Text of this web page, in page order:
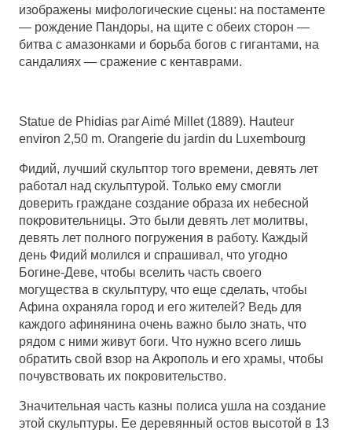
изображены мифологические сцены: на постаменте
— рождение Пандоры, на щите с обеих сторон —
битва с амазонками и борьба богов с гигантами, на
сандалиях — сражение с кентаврами.
Statue de Phidias par Aimé Millet (1889). Hauteur
environ 2,50 m. Orangerie du jardin du Luxembourg
Фидий, лучший скульптор того времени, девять лет
работал над скульптурой. Только ему смогли
доверить граждане создание образа их небесной
покровительницы. Это были девять лет молитвы,
девять лет полного погружения в работу. Каждый
день Фидий молился и спрашивал, что угодно
Богине-Деве, чтобы вселить часть своего
могущества в скульптуру, что еще сделать, чтобы
Афина охраняла город и его жителей? Ведь для
каждого афинянина очень важно было знать, что
рядом с ними живут боги. Что нужно всего лишь
обратить свой взор на Акрополь и его храмы, чтобы
почувствовать их покровительство.
Значительная часть казны полиса ушла на создание
этой скульптуры. Ее деревянный остов высотой в 13